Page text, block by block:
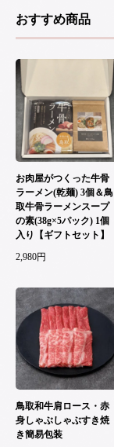
おすすめ商品
お肉屋がつくった牛骨
ラーメン(乾麺) 3個＆鳥
取牛骨ラーメンスープ
の素(38g×5パック) 1個
入り【ギフトセット】
2,980円
鳥取和牛肩ロース・赤
身しゃぶしゃぶすき焼
き簡易包装